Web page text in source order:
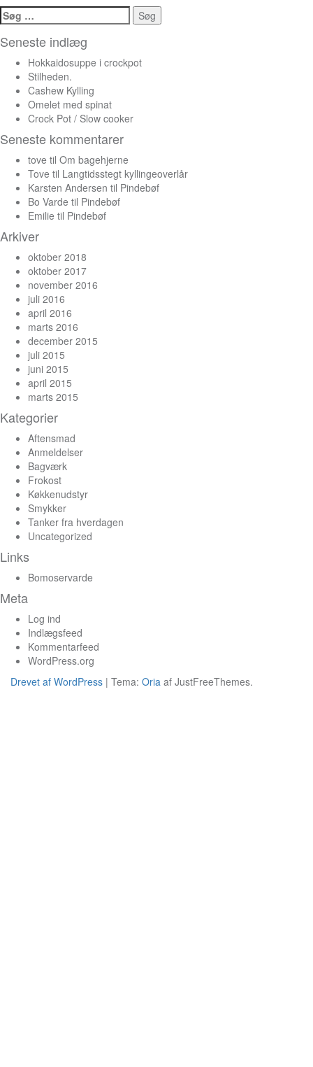
Søg
efter:
Seneste indlæg
Hokkaidosuppe i crockpot
Stilheden.
Cashew Kylling
Omelet med spinat
Crock Pot / Slow cooker
Seneste kommentarer
tove til Om bagehjerne
Tove til Langtidsstegt kyllingeoverlår
Karsten Andersen til Pindebøf
Bo Varde til Pindebøf
Emilie til Pindebøf
Arkiver
oktober 2018
oktober 2017
november 2016
juli 2016
april 2016
marts 2016
december 2015
juli 2015
juni 2015
april 2015
marts 2015
Kategorier
Aftensmad
Anmeldelser
Bagværk
Frokost
Køkkenudstyr
Smykker
Tanker fra hverdagen
Uncategorized
Links
Bomoservarde
Meta
Log ind
Indlægsfeed
Kommentarfeed
WordPress.org
Drevet af WordPress | Tema: Oria af JustFreeThemes.